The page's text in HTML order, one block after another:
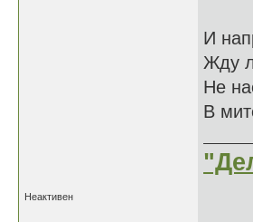
И
Жду
Не
В
Неактивен